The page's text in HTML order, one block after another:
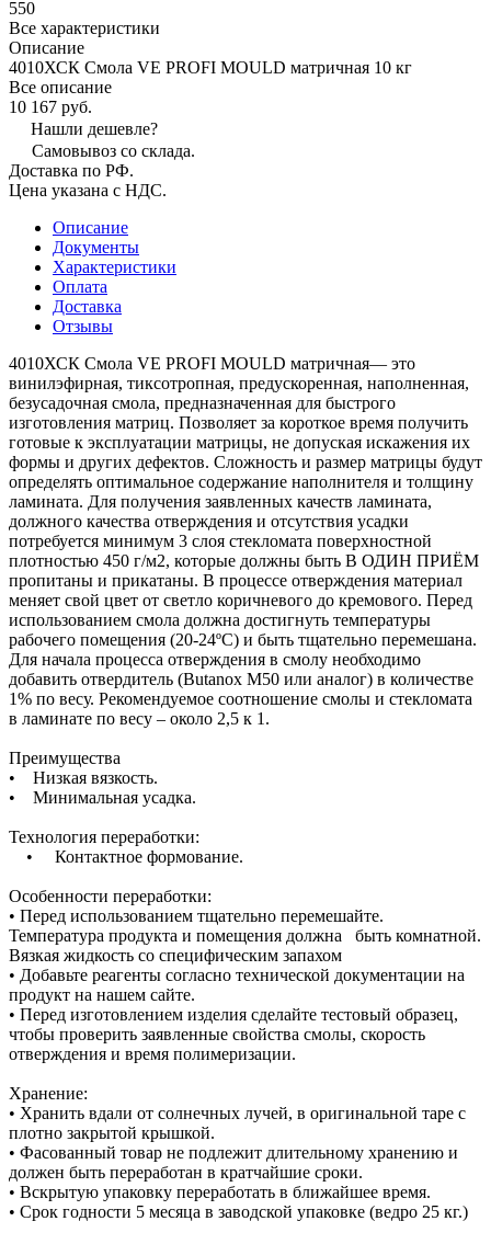
550
Все характеристики
Описание
4010ХСК Смола VE PROFI MOULD матричная 10 кг
Все описание
10 167 руб.
Нашли дешевле?
Самовывоз со склада.
Доставка по РФ.
Цена указана с НДС.
Описание
Документы
Характеристики
Оплата
Доставка
Отзывы
4010ХСК Смола VE PROFI MOULD матричная— это
винилэфирная, тиксотропная, предускоренная, наполненная,
безусадочная смола, предназначенная для быстрого
изготовления матриц. Позволяет за короткое время получить
готовые к эксплуатации матрицы, не допуская искажения их
формы и других дефектов. Сложность и размер матрицы будут
определять оптимальное содержание наполнителя и толщину
ламината. Для получения заявленных качеств ламината,
должного качества отверждения и отсутствия усадки
потребуется минимум 3 слоя стекломата поверхностной
плотностью 450 г/м2, которые должны быть В ОДИН ПРИЁМ
пропитаны и прикатаны. В процессе отверждения материал
меняет свой цвет от светло коричневого до кремового. Перед
использованием смола должна достигнуть температуры
рабочего помещения (20-24ºС) и быть тщательно перемешана.
Для начала процесса отверждения в смолу необходимо
добавить отвердитель (Butanox M50 или аналог) в количестве
1% по весу. Рекомендуемое соотношение смолы и стекломата
в ламинате по весу – около 2,5 к 1.
Преимущества
• Низкая вязкость.
• Минимальная усадка.
Технология переработки:
• Контактное формование.
Особенности переработки:
• Перед использованием тщательно перемешайте.
Температура продукта и помещения должна быть комнатной.
Вязкая жидкость со специфическим запахом
• Добавьте реагенты согласно технической документации на
продукт на нашем сайте.
• Перед изготовлением изделия сделайте тестовый образец,
чтобы проверить заявленные свойства смолы, скорость
отверждения и время полимеризации.
Хранение:
• Хранить вдали от солнечных лучей, в оригинальной таре с
плотно закрытой крышкой.
• Фасованный товар не подлежит длительному хранению и
должен быть переработан в кратчайшие сроки.
• Вскрытую упаковку переработать в ближайшее время.
• Срок годности 5 месяца в заводской упаковке (ведро 25 кг.)